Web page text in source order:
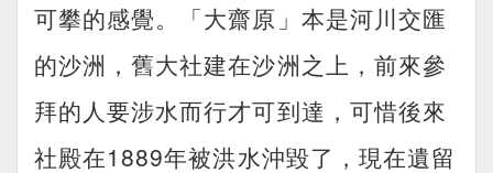
可攀的感覺。「大齋原」本是河川交匯
的沙洲，舊大社建在沙洲之上，前來參
拜的人要涉水而行才可到達，可惜後來
社殿在1889年被洪水沖毀了，現在遺留